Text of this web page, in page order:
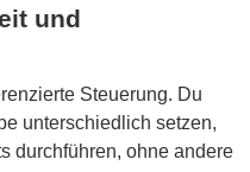
und
Steuerung. Du
unterschiedlich setzen,
durchführen, ohne andere